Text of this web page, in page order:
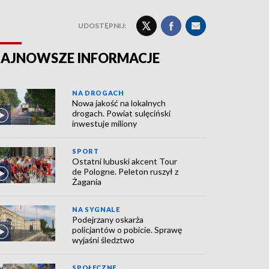
UDOSTĘPNIJ:
INFORMACJE
NA DROGACH
Nowa jakość na lokalnych
drogach. Powiat sulęciński
inwestuje miliony
SPORT
Ostatni lubuski akcent Tour
de Pologne. Peleton ruszył z
Żagania
NA SYGNALE
Podejrzany oskarża
policjantów o pobicie. Sprawę
wyjaśni śledztwo